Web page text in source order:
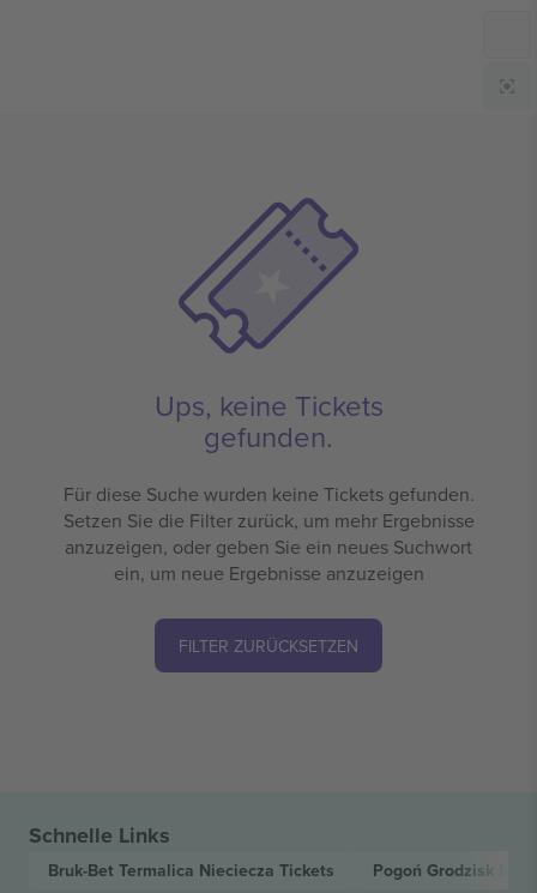
Ups, keine Tickets
gefunden.
Für diese Suche wurden keine Tickets gefunden.
Setzen Sie die Filter zurück, um mehr Ergebnisse
anzuzeigen, oder geben Sie ein neues Suchwort
ein, um neue Ergebnisse anzuzeigen
FILTER ZURÜCKSETZEN
Schnelle Links
Bruk-Bet Termalica Nieciecza Tickets Pogoń Grodzisk